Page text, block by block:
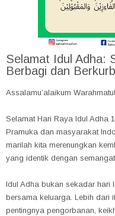
Selamat Idul Adha:
Berbagi dan
Assalamu’alaikum
Selamat Hari Raya Idul Adha
Pramuka dan masyarakat
marilah kita merenungkan
yang identik dengan
Idul Adha bukan sekadar hari
bersama keluarga. Lebih dari
pentingnya pengorbanan,